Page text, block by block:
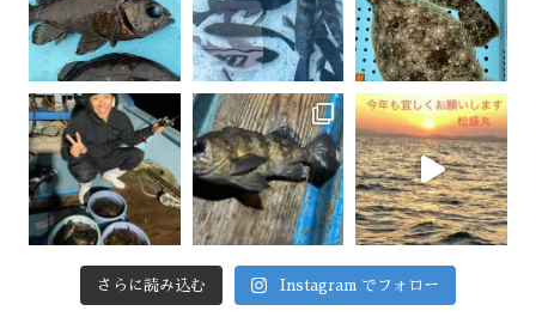
さらに読み込む Instagram でフォロー